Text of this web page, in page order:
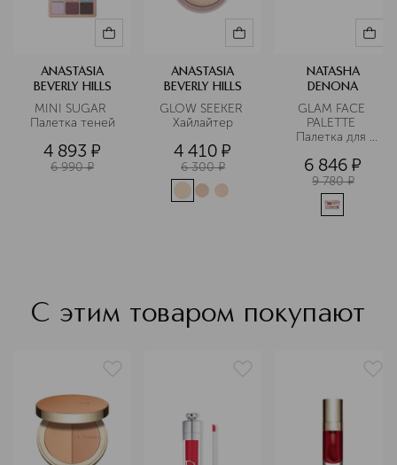
ANASTASIA
BEVERLY HILLS
MINI SUGAR
Палетка теней
4 893 ¤
6 990 ¤
ANASTASIA
BEVERLY HILLS
GLOW SEEKER
Хайлайтер
4 410 ¤
6 300 ¤
NATASHA
DENONA
GLAM FACE
PALETTE
Палетка для
6 846 ¤
9 780 ¤
С этим товаром покупают